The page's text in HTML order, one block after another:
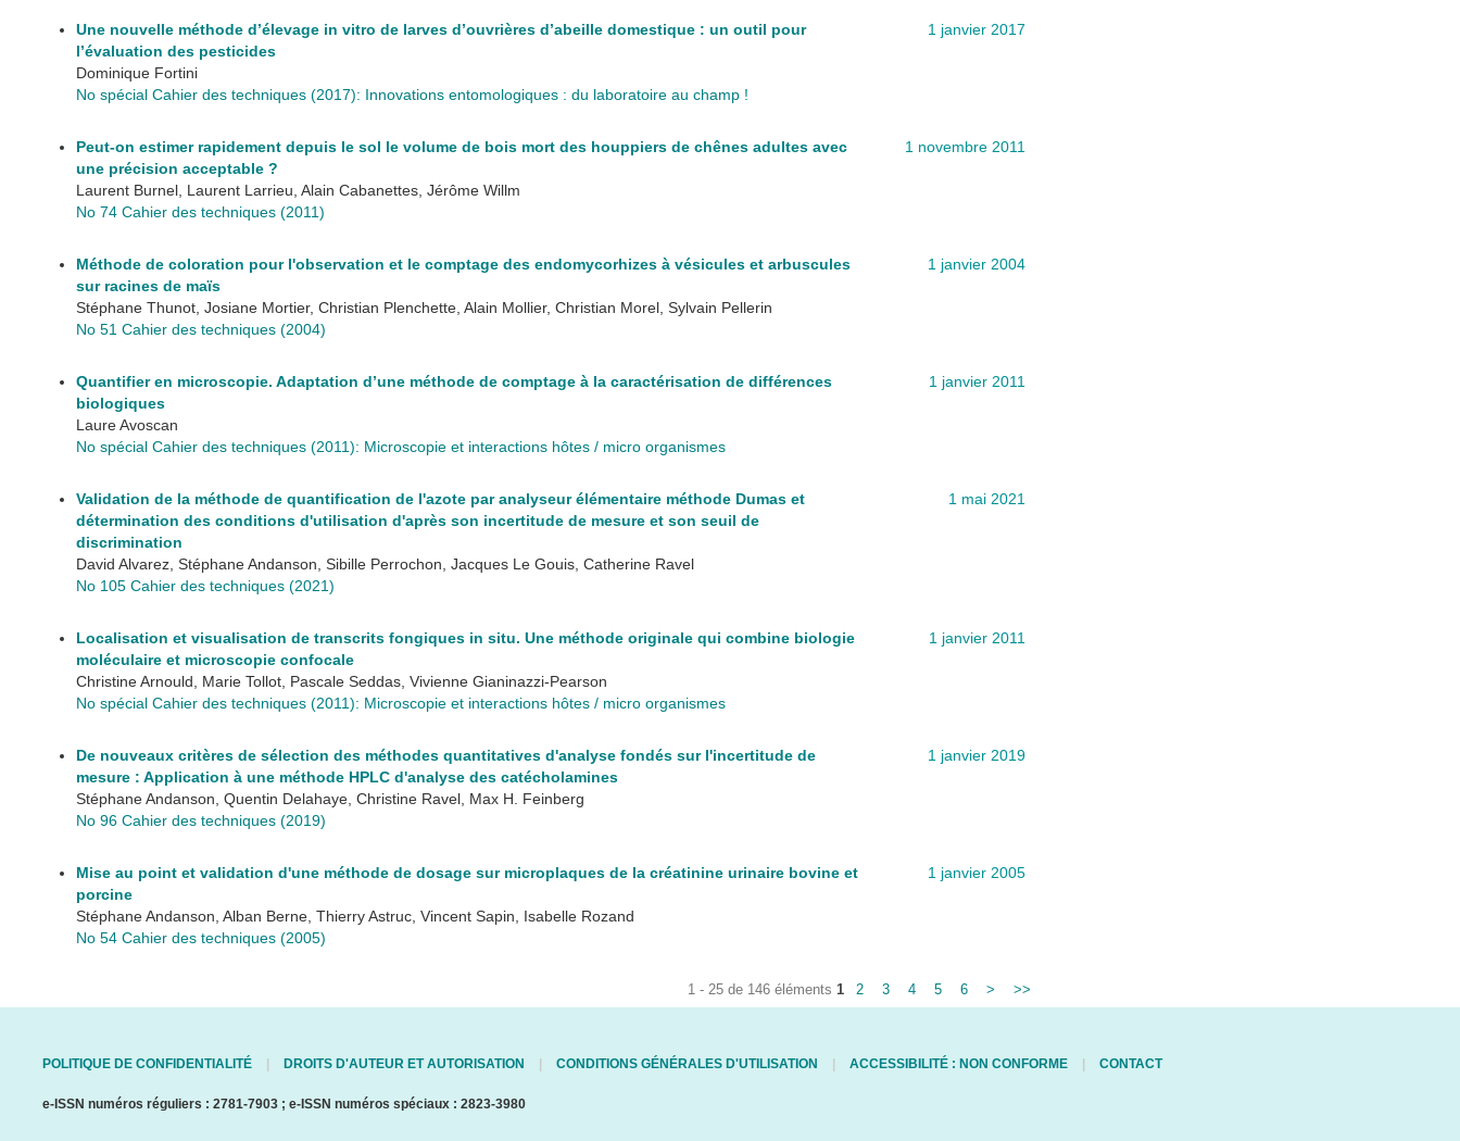
1 janvier 2017
Une nouvelle méthode d’élevage in vitro de larves d’ouvrières d’abeille domestique : un outil pour
l’évaluation des pesticides
Dominique Fortini
No spécial Cahier des techniques (2017): Innovations entomologiques : du laboratoire au champ !
1 novembre 2011
Peut-on estimer rapidement depuis le sol le volume de bois mort des houppiers de chênes adultes avec
une précision acceptable ?
Laurent Burnel, Laurent Larrieu, Alain Cabanettes, Jérôme Willm
No 74 Cahier des techniques (2011)
1 janvier 2004
Méthode de coloration pour l'observation et le comptage des endomycorhizes à vésicules et arbuscules
sur racines de maïs
Stéphane Thunot, Josiane Mortier, Christian Plenchette, Alain Mollier, Christian Morel, Sylvain Pellerin
No 51 Cahier des techniques (2004)
1 janvier 2011
Quantifier en microscopie. Adaptation d’une méthode de comptage à la caractérisation de différences
biologiques
Laure Avoscan
No spécial Cahier des techniques (2011): Microscopie et interactions hôtes / micro organismes
1 mai 2021
Validation de la méthode de quantification de l'azote par analyseur élémentaire méthode Dumas et
détermination des conditions d'utilisation d'après son incertitude de mesure et son seuil de
discrimination
David Alvarez, Stéphane Andanson, Sibille Perrochon, Jacques Le Gouis, Catherine Ravel
No 105 Cahier des techniques (2021)
1 janvier 2011
Localisation et visualisation de transcrits fongiques in situ. Une méthode originale qui combine biologie
moléculaire et microscopie confocale
Christine Arnould, Marie Tollot, Pascale Seddas, Vivienne Gianinazzi-Pearson
No spécial Cahier des techniques (2011): Microscopie et interactions hôtes / micro organismes
1 janvier 2019
De nouveaux critères de sélection des méthodes quantitatives d'analyse fondés sur l'incertitude de
mesure : Application à une méthode HPLC d'analyse des catécholamines
Stéphane Andanson, Quentin Delahaye, Christine Ravel, Max H. Feinberg
No 96 Cahier des techniques (2019)
1 janvier 2005
Mise au point et validation d'une méthode de dosage sur microplaques de la créatinine urinaire bovine et
porcine
Stéphane Andanson, Alban Berne, Thierry Astruc, Vincent Sapin, Isabelle Rozand
No 54 Cahier des techniques (2005)
1 - 25 de 146 éléments1 2 3 4 5 6 > >>
POLITIQUE DE CONFIDENTIALITÉ DROITS D'AUTEUR ET AUTORISATION CONDITIONS GÉNÉRALES D'UTILISATION ACCESSIBILITÉ : NON CONFORME CONTACT
e-ISSN numéros réguliers : 2781-7903 ; e-ISSN numéros spéciaux : 2823-3980